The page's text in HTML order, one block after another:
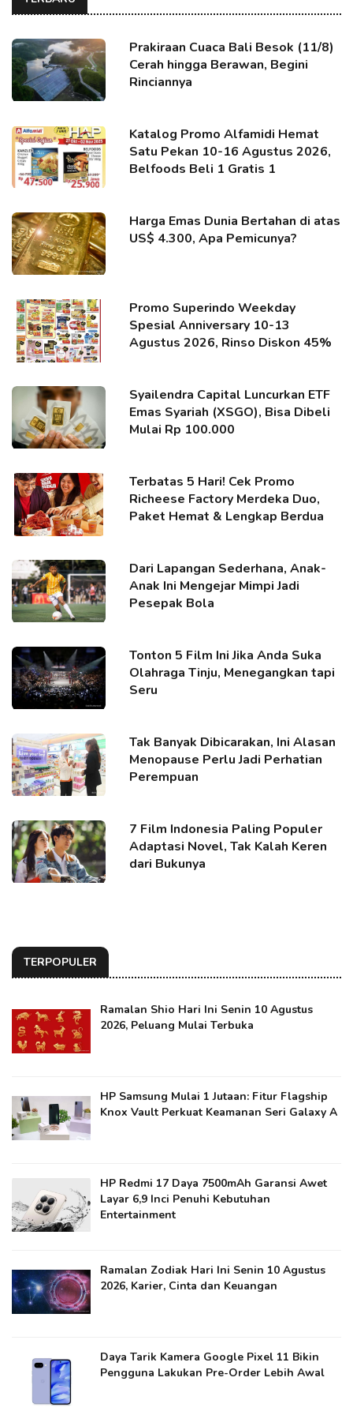
Prakiraan Cuaca Bali Besok (11/8)
Cerah hingga Berawan, Begini
Rinciannya
Katalog Promo Alfamidi Hemat
Satu Pekan 10-16 Agustus 2026,
Belfoods Beli 1 Gratis 1
Harga Emas Dunia Bertahan di atas
US$ 4.300, Apa Pemicunya?
Promo Superindo Weekday
Spesial Anniversary 10-13
Agustus 2026, Rinso Diskon 45%
Syailendra Capital Luncurkan ETF
Emas Syariah (XSGO), Bisa Dibeli
Mulai Rp 100.000
Terbatas 5 Hari! Cek Promo
Richeese Factory Merdeka Duo,
Paket Hemat & Lengkap Berdua
Dari Lapangan Sederhana, Anak-
Anak Ini Mengejar Mimpi Jadi
Pesepak Bola
Tonton 5 Film Ini Jika Anda Suka
Olahraga Tinju, Menegangkan tapi
Seru
Tak Banyak Dibicarakan, Ini Alasan
Menopause Perlu Jadi Perhatian
Perempuan
7 Film Indonesia Paling Populer
Adaptasi Novel, Tak Kalah Keren
dari Bukunya
TERPOPULER
Ramalan Shio Hari Ini Senin 10 Agustus
2026, Peluang Mulai Terbuka
HP Samsung Mulai 1 Jutaan: Fitur Flagship
Knox Vault Perkuat Keamanan Seri Galaxy A
HP Redmi 17 Daya 7500mAh Garansi Awet
Layar 6,9 Inci Penuhi Kebutuhan
Entertainment
Ramalan Zodiak Hari Ini Senin 10 Agustus
2026, Karier, Cinta dan Keuangan
Daya Tarik Kamera Google Pixel 11 Bikin
Pengguna Lakukan Pre-Order Lebih Awal